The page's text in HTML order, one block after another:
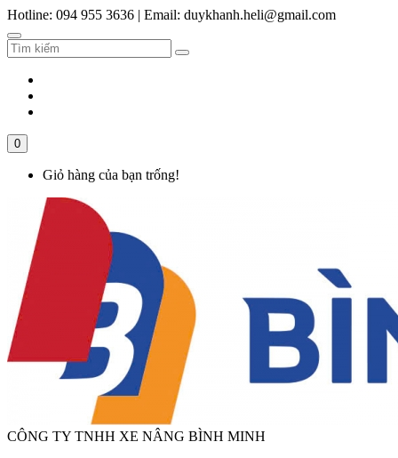
Hotline: 094 955 3636 | Email: duykhanh.heli@gmail.com
0
Giỏ hàng của bạn trống!
CÔNG TY TNHH XE NÂNG BÌNH MINH